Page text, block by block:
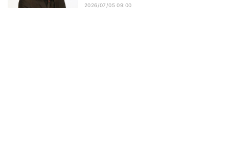
2026/07/05 09:00